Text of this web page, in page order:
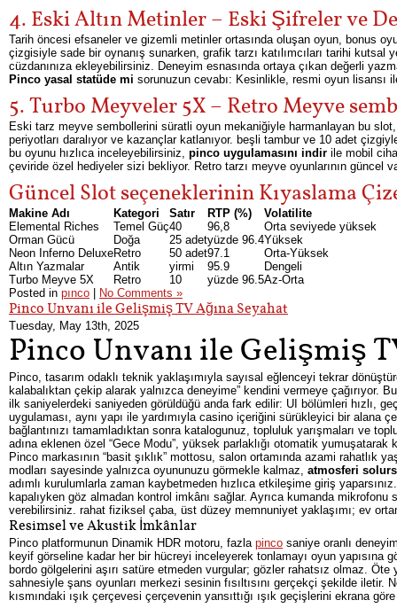
4. Eski Altın Metinler – Eski Şifreler ve
Tarih öncesi efsaneler ve gizemli metinler ortasında oluşan oyun, bonus
çizgisiyle sade bir oynanış sunarken, grafik tarzı katılımcıları tarihi kutsal
cüzdanınıza ekleyebilirsiniz. Deneyim esnasında ortaya çıkan değerli
Pinco yasal statüde mi sorunuzun cevabı: Kesinlikle, resmi oyun lisansı
5. Turbo Meyveler 5X – Retro Meyve
Eski tarz meyve sembollerini süratli oyun mekaniğiyle harmanlayan bu
periyotları daralıyor ve kazançlar katlanıyor. beşli tambur ve 10 adet
bu oyunu hızlıca inceleyebilirsiniz, pinco uygulamasını indir ile mobil
çeviride özel hediyeler sizi bekliyor. Retro tarzı meyve oyunlarının güncel
Güncel Slot seçeneklerinin Kıyaslama
Makine Adı Kategori Satır RTP (%)
Volatilite
Elemental Riches
Temel Güç40 96,8
Orta seviyede yüksek
Orman Gücü
Doğa 25 adetyüzde 96.4Yüksek
Neon Inferno DeluxeRetro 50 adet97.1
Orta-Yüksek
Altın Yazmalar
Antik yirmi 95.9
Dengeli
Turbo Meyve 5X
Retro 10 yüzde 96.5Az-Orta
Posted in pınco No Comments »
Pinco Unvanı ile Gelişmiş TV Ağına Seyahat
Tuesday, May 13th, 2025
Pinco Unvanı ile Gelişmiş
Pinco, tasarım odaklı teknik yaklaşımıyla sayısal eğlenceyi tekrar
kalabalıktan çekip alarak yalnızca deneyime” kendini vermeye çağırıyor.
ilk saniyelerdeki saniyeden görüldüğü anda fark edilir: UI bölümleri hızlı,
uygulaması, aynı yapı ile yardımıyla casino içeriğini sürükleyici bir alana
bağlantınızı tamamladıktan sonra katalogunuz, topluluk yarışmaları ve
adına eklenen özel “Gece Modu”, yüksek parlaklığı otomatik yumuşatarak
Pinco markasının “basit şıklık” mottosu, salon ortamında azami
modları sayesinde yalnızca oyununuzu görmekle kalmaz, atmosferi
adımlı kurulumlarla zaman kaybetmeden hızlıca etkileşime giriş
kapalıyken göz almadan kontrol imkânı sağlar. Ayrıca kumanda
verebilirsiniz. rahat fiziksel çaba, üst düzey memnuniyet yaklaşımı; ev
Resimsel ve Akustik İmkânlar
Pinco platformunun Dinamik HDR motoru, fazla pinco saniye oranlı
keyif görseline kadar her bir hücreyi inceleyerek tonlamayı oyun yapısına
bordo gölgelerini aşırı satüre etmeden vurgular; gözler rahatsız olmaz.
sahnesiyle şans oyunları merkezi sesinin fısıltısını gerçekçi şekilde
kısmındaki ışık çerçevesi çerçevenin yansıttığı ışık geçişlerini ekrana